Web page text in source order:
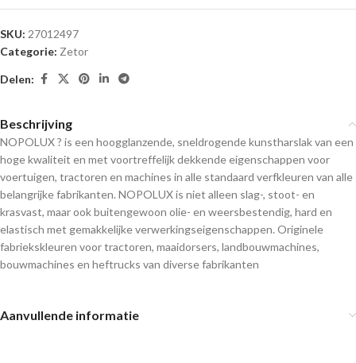
SKU: 27012497
Categorie: Zetor
Delen:
Beschrijving
NOPOLUX ? is een hoogglanzende, sneldrogende kunstharslak van een
hoge kwaliteit en met voortreffelijk dekkende eigenschappen voor
voertuigen, tractoren en machines in alle standaard verfkleuren van alle
belangrijke fabrikanten. NOPOLUX is niet alleen slag-, stoot- en
krasvast, maar ook buitengewoon olie- en weersbestendig, hard en
elastisch met gemakkelijke verwerkingseigenschappen. Originele
fabriekskleuren voor tractoren, maaidorsers, landbouwmachines,
bouwmachines en heftrucks van diverse fabrikanten
Aanvullende informatie